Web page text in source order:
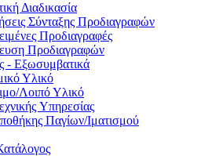
Διαδικασία
Σύνταξης Προδιαγραφών
Προδιαγραφές
Προδιαγραφών
- Εξωσυμβατικά
Υλικό
Λοιπό Υλικό
Yπηρεσίας
Παγίων/Ιματισμού